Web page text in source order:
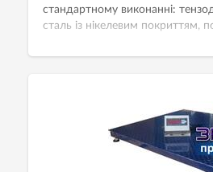
стандартному виконанні:
сталь із нікелевим покриттям,
можливістю живлення від